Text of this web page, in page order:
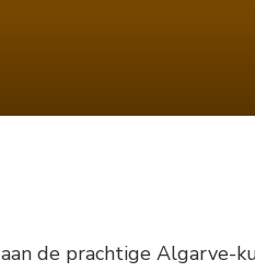
de prachtige Algarve-